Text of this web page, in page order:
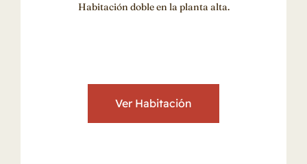
Habitación doble en la planta alta.
Ver Habitación